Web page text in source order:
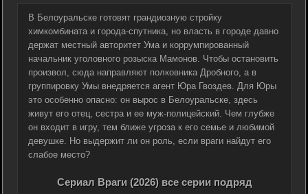
В Белоуральске готовят грандиозную стройку
химкомбината и города-спутника, но власть в городе давно
держат местный авторитет Ума и коррумпированный
начальник уголовного розыска Мамонов. Чтобы остановить
произвол, сюда направляют полковника Дробного, а в
группировку Умы внедряется агент Юра Гвоздев. Для Юры
это особенно опасно: он вырос в Белоуральске, здесь
живут его отец, сестра и ее муж-полицейский. Чем глубже
он входит в игру, тем ближе угроза к его семье и любимой
девушке. Но выдержит ли он роль, если враги найдут его
слабое место?
Сериал Враги (2026) все серии подряд